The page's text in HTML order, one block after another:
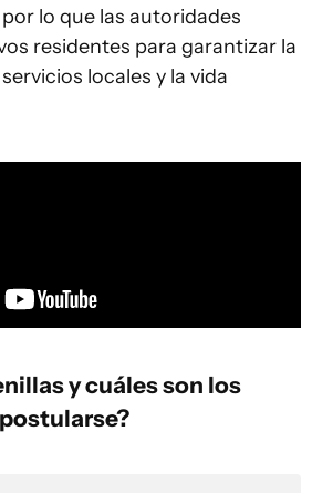
lo que las autoridades
residentes para garantizar la
locales y la vida
y cuáles son los